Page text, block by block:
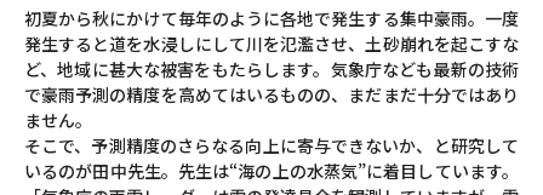
初夏から秋にかけて毎年のように各地で発生する集中豪雨。一度
発生すると道を水浸しにして川を氾濫させ、土砂崩れを起こすな
ど、地域に甚大な被害をもたらします。気象庁なども最新の技術
で豪雨予測の精度を高めてはいるものの、まだまだ十分ではあり
ません。
そこで、予測精度のさらなる向上に寄与できないか、と研究して
いるのが田中先生。先生は“海の上の水蒸気”に着目しています。